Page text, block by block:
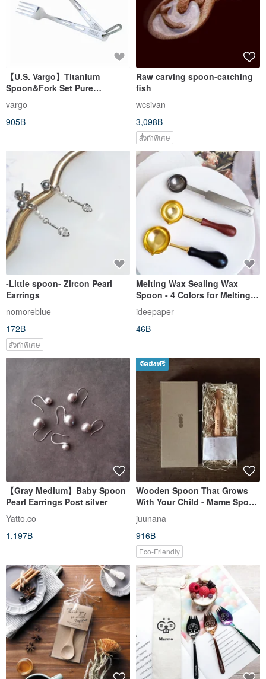
【U.S. Vargo】Titanium
Spoon&Fork Set Pure
#T201
vargo
905฿
Raw carving spoon-catching
fish
wcsivan
3,098฿
สั่งทำพิเศษ
-Little spoon- Zircon Pearl
Earrings
nomoreblue
172฿
สั่งทำพิเศษ
Melting Wax Sealing Wax
Spoon - 4 Colors for Melting
Spoon
ideepaper
46฿
【Gray Medium】Baby Spoon
Pearl Earrings Post silver
Yatto.co
1,197฿
จัดส่งฟรี
Wooden Spoon That Grows
With Your Child - Mame Spoon
Gifts, First Meal Celebrations,
Special Occasions | Sakura
Wood
juunana
916฿
Eco-Friendly